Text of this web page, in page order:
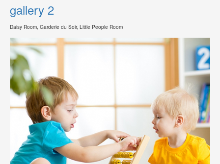
gallery 2
Daisy Room, Garderie du Soir, Little People Room